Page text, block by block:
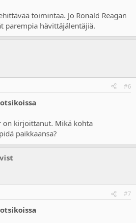
toimintaa. Jo Ronald Reagan
parempia hävittäjälentäjiä.
#6
on kirjoittanut. Mikä kohta
paikkaansa?
#7